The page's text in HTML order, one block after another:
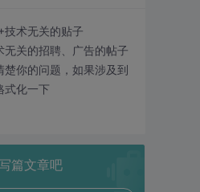
术无关的贴子
无关的招聘、广告的帖子
楚你的问题，如果涉及到
式化一下
篇文章吧